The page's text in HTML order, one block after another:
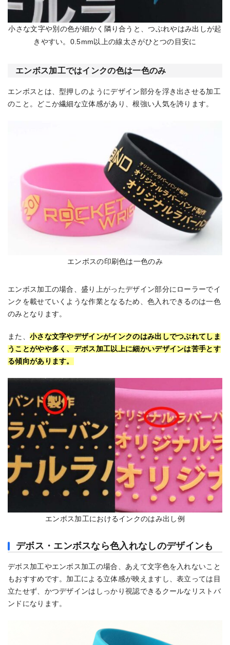
小さな文字や別の色が細かく隣り合うと、つぶれやはみ出しが起
きやすい。0.5mm以上の線太さがひとつの目安に
エンボス加工ではインクの色は一色のみ
エンボスとは、型押しのようにデザイン部分を浮き出させる加工
のこと。どこか繊細な立体感があり、根強い人気を誇ります。
エンボスの印刷色は一色のみ
エンボス加工の場合、盛り上がったデザイン部分にローラーでイ
ンクを載せていくような作業となるため、色入れできるのは一色
のみとなります。
また、 小さな文字やデザインがインクのはみ出しでつぶれてしま
うことがやや多く、デボス加工以上に細かいデザインは苦手とす
る傾向があります。
エンボス加工におけるインクのはみ出し例
デボス・エンボスなら色入れなしのデザインも
デボス加工やエンボス加工の場合、あえて文字色を入れないこと
もおすすめです。加工による立体感が映えますし、表立っては目
立たせず、かつデザインはしっかり視認できるクールなリストバ
ンドになります。